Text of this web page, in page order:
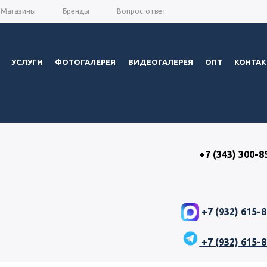
Магазины Бренды Вопрос-ответ
УСЛУГИ ФОТОГАЛЕРЕЯ ВИДЕОГАЛЕРЕЯ ОПТ
+7 (343) 300-
+7 (932) 615-
+7 (932) 615-